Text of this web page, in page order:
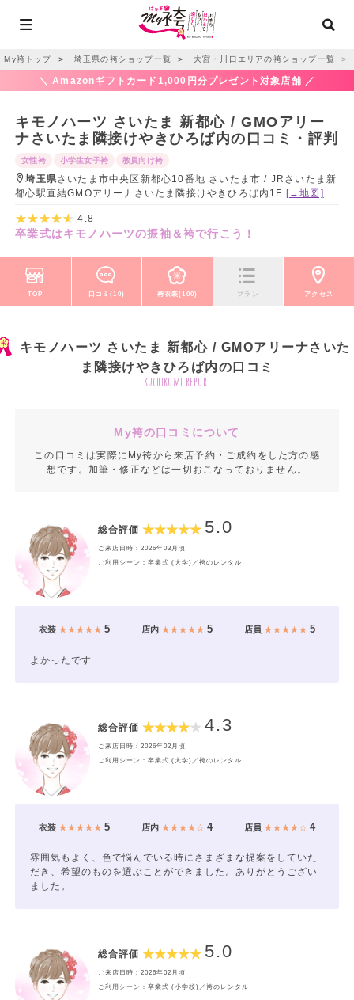
My袴トップ ＞ 埼玉県の袴ショップ一覧 ＞ 大宮・川口エリアの袴ショップ一覧 ＞
＼ Amazonギフトカード1,000円分プレゼント対象店舗 ／
キモノハーツ さいたま 新都心 / GMOアリー
ナさいたま隣接けやきひろば内の口コミ・評判
女性袴 小学生女子袴 教員向け袴
埼玉県さいたま市中央区新都心10番地 さいたま市 / JRさいたま新
都心駅直結GMOアリーナさいたま隣接けやきひろば内1F [→地図]
4.8
卒業式はキモノハーツの振袖＆袴で行こう！
TOP 口コミ(10) 袴衣装(100) プラン アクセス
キモノハーツ さいたま 新都心 / GMOアリーナさいた
ま隣接けやきひろば内の口コミ
kuchikomi report
My袴の口コミについて
この口コミは実際にMy袴から来店予約・ご成約をした方の感
想です。加筆・修正などは一切おこなっておりません。
総合評価 5.0
ご来店日時：2026年03月頃
ご利用シーン：卒業式 (大学)／袴のレンタル
衣装★★★★★ 5 店内★★★★★ 5 店員 ★★★★★5
よかったです
総合評価 4.3
ご来店日時：2026年02月頃
ご利用シーン：卒業式 (大学)／袴のレンタル
衣装★★★★★ 5 店内★★★★☆ 4 店員 ★★★★☆4
雰囲気もよく、色で悩んでいる時にさまざまな提案をしていた
だき、希望のものを選ぶことができました。ありがとうござい
ました。
総合評価 5.0
ご来店日時：2026年02月頃
ご利用シーン：卒業式 (小学校)／袴のレンタル